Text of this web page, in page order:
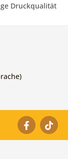
Druckqualität